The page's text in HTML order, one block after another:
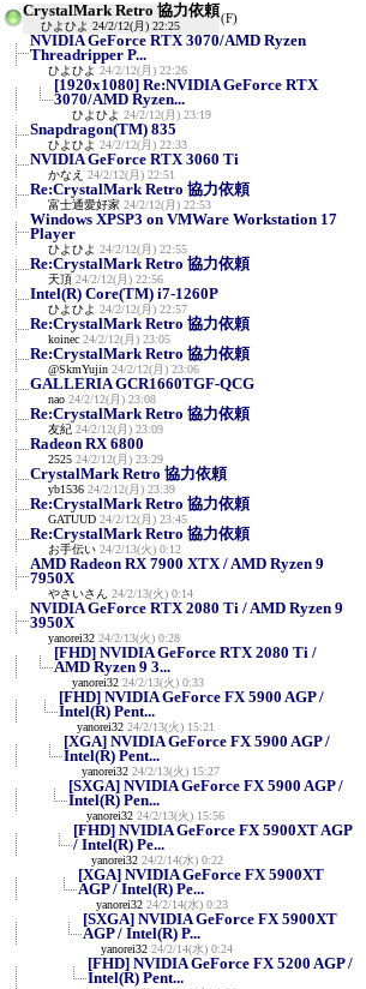
CrystalMark Retro 協力依頼
ひよひよ 24/2/12(月) 22:25
(F)
NVIDIA GeForce RTX 3070/AMD Ryzen
Threadripper P...
ひよひよ 24/2/12(月) 22:26
[1920x1080] Re:NVIDIA GeForce RTX
3070/AMD Ryzen...
ひよひよ 24/2/12(月) 23:19
Snapdragon(TM) 835
ひよひよ 24/2/12(月) 22:33
NVIDIA GeForce RTX 3060 Ti
かなえ 24/2/12(月) 22:51
Re:CrystalMark Retro 協力依頼
富士通愛好家 24/2/12(月) 22:53
Windows XPSP3 on VMWare Workstation 17
Player
ひよひよ 24/2/12(月) 22:55
Re:CrystalMark Retro 協力依頼
天頂 24/2/12(月) 22:56
Intel(R) Core(TM) i7-1260P
ひよひよ 24/2/12(月) 22:57
Re:CrystalMark Retro 協力依頼
koinec 24/2/12(月) 23:05
Re:CrystalMark Retro 協力依頼
@SkmYujin 24/2/12(月) 23:06
GALLERIA GCR1660TGF-QCG
nao 24/2/12(月) 23:08
Re:CrystalMark Retro 協力依頼
友紀 24/2/12(月) 23:09
Radeon RX 6800
2525 24/2/12(月) 23:29
CrystalMark Retro 協力依頼
yb1536 24/2/12(月) 23:39
Re:CrystalMark Retro 協力依頼
GATUUD 24/2/12(月) 23:45
Re:CrystalMark Retro 協力依頼
お手伝い 24/2/13(火) 0:12
AMD Radeon RX 7900 XTX / AMD Ryzen 9
7950X
やさいさん 24/2/13(火) 0:14
NVIDIA GeForce RTX 2080 Ti / AMD Ryzen 9
3950X
yanorei32 24/2/13(火) 0:28
[FHD] NVIDIA GeForce RTX 2080 Ti /
AMD Ryzen 9 3...
yanorei32 24/2/13(火) 0:33
[FHD] NVIDIA GeForce FX 5900 AGP /
Intel(R) Pent...
yanorei32 24/2/13(火) 15:21
[XGA] NVIDIA GeForce FX 5900 AGP /
Intel(R) Pent...
yanorei32 24/2/13(火) 15:27
[SXGA] NVIDIA GeForce FX 5900 AGP /
Intel(R) Pen...
yanorei32 24/2/13(火) 15:56
[FHD] NVIDIA GeForce FX 5900XT AGP
/ Intel(R) Pe...
yanorei32 24/2/14(水) 0:22
[XGA] NVIDIA GeForce FX 5900XT
AGP / Intel(R) Pe...
yanorei32 24/2/14(水) 0:23
[SXGA] NVIDIA GeForce FX 5900XT
AGP / Intel(R) P...
yanorei32 24/2/14(水) 0:24
[FHD] NVIDIA GeForce FX 5200 AGP /
Intel(R) Pent...